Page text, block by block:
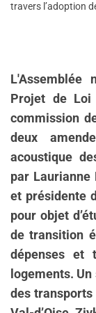
travers l’adoption
L'Assemblée
Projet de Loi
commission
deux
acoustique
par Laurianne
et présidente
pour objet
de transition
dépenses et
logements.
des